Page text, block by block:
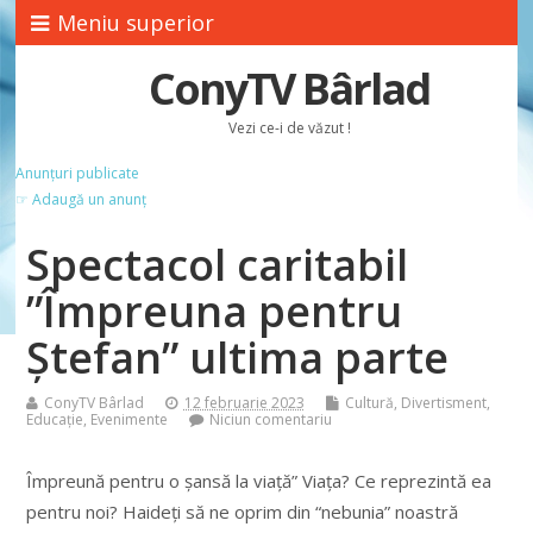
Meniu superior
ConyTV Bârlad
Vezi ce-i de văzut !
Anunțuri publicate
☞ Adaugă un anunț
Spectacol caritabil
”Împreuna pentru
Ștefan” ultima parte
ConyTV Bârlad 12 februarie 2023 Cultură, Divertisment,
Educație, Evenimente Niciun comentariu
Împreună pentru o șansă la viață” Viața? Ce reprezintă ea
pentru noi? Haideți să ne oprim din “nebunia” noastră